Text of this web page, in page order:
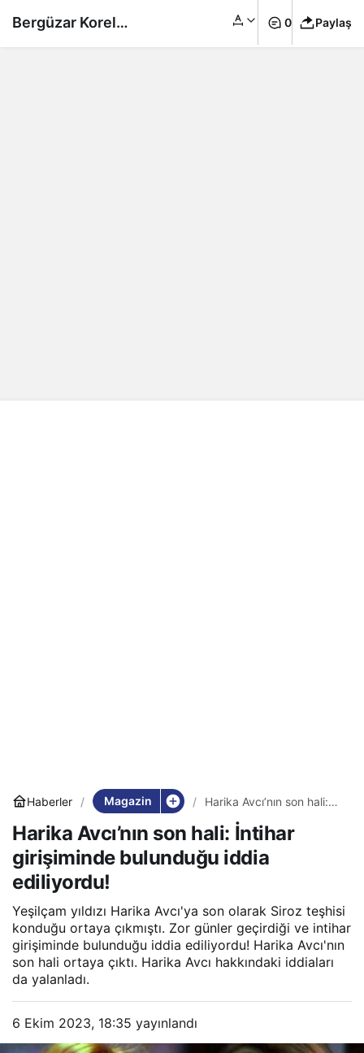
Haberler Magazin
Harika Avcı’nın son hali:
bulunduğu iddia
ediliyordu!
Harika Avcı’nın son hali: İntihar
girişiminde bulunduğu iddia
ediliyordu!
Yeşilçam yıldızı Harika Avcı'ya son olarak Siroz teşhisi
konduğu ortaya çıkmıştı. Zor günler geçirdiği ve intihar
girişiminde bulunduğu iddia ediliyordu! Harika Avcı'nın
son hali ortaya çıktı. Harika Avcı hakkındaki iddiaları
da yalanladı.
6 Ekim 2023, 18:35 yayınlandı
Bergüzar Korel 0 Paylaş